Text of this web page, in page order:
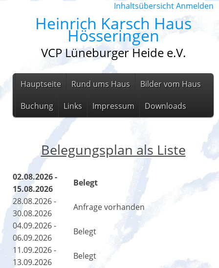
InhaltsübersichtAnmelden
Heinrich Karsch Haus
Hösseringen
VCP Lüneburger Heide e.V.
Hauptseite Rund ums Haus Bilder vom Haus
Buchung Links Impressum Downloads
Belegungsplan als Liste
02.08.2026 -
15.08.2026
Belegt
28.08.2026 -
30.08.2026
Anfrage vorhanden
04.09.2026 -
06.09.2026
Belegt
11.09.2026 -
13.09.2026
Belegt